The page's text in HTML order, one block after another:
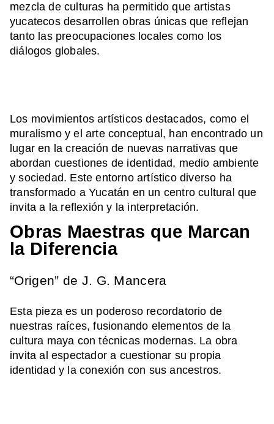
mezcla de culturas ha permitido que artistas
yucatecos desarrollen obras únicas que reflejan
tanto las preocupaciones locales como los
diálogos globales.
Los movimientos artísticos destacados, como el
muralismo y el arte conceptual, han encontrado un
lugar en la creación de nuevas narrativas que
abordan cuestiones de identidad, medio ambiente
y sociedad. Este entorno artístico diverso ha
transformado a Yucatán en un centro cultural que
invita a la reflexión y la interpretación.
Obras Maestras que Marcan
la Diferencia
“Origen” de J. G. Mancera
Esta pieza es un poderoso recordatorio de
nuestras raíces, fusionando elementos de la
cultura maya con técnicas modernas. La obra
invita al espectador a cuestionar su propia
identidad y la conexión con sus ancestros.